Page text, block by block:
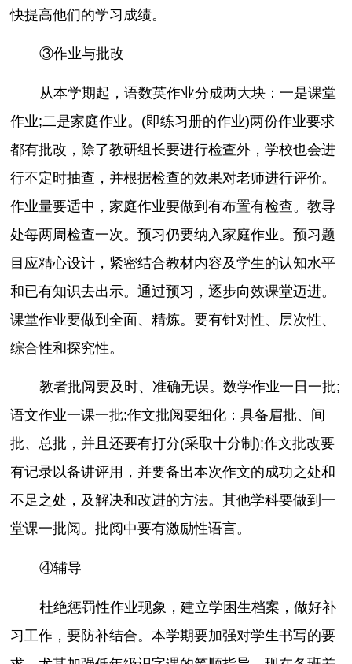
快提高他们的学习成绩。
③作业与批改
从本学期起，语数英作业分成两大块：一是课堂
作业;二是家庭作业。(即练习册的作业)两份作业要求
都有批改，除了教研组长要进行检查外，学校也会进
行不定时抽查，并根据检查的效果对老师进行评价。
作业量要适中，家庭作业要做到有布置有检查。教导
处每两周检查一次。预习仍要纳入家庭作业。预习题
目应精心设计，紧密结合教材内容及学生的认知水平
和已有知识去出示。通过预习，逐步向效课堂迈进。
课堂作业要做到全面、精炼。要有针对性、层次性、
综合性和探究性。
教者批阅要及时、准确无误。数学作业一日一批;
语文作业一课一批;作文批阅要细化：具备眉批、间
批、总批，并且还要有打分(采取十分制);作文批改要
有记录以备讲评用，并要备出本次作文的成功之处和
不足之处，及解决和改进的方法。其他学科要做到一
堂课一批阅。批阅中要有激励性语言。
④辅导
杜绝惩罚性作业现象，建立学困生档案，做好补
习工作，要防补结合。本学期要加强对学生书写的要